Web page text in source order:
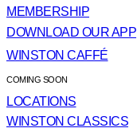
MEMBERSHIP
DOWNLOAD OUR APP
WINSTON CAFFÉ
COMING SOON
LOCATIONS
WINSTON CLASSICS